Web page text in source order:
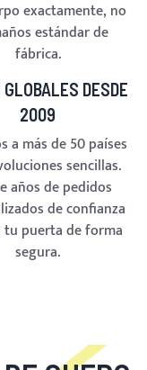
exactamente, no
estándar de
fábrica.
DESDE
2009
a más de 50 países
sencillas.
años de pedidos
de confianza
tu puerta de forma
segura.